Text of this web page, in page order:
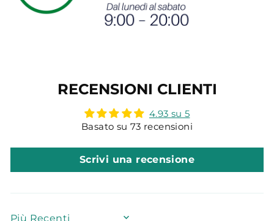
RECENSIONI CLIENTI
4.93 su 5
Basato su 73 recensioni
Scrivi una recensione